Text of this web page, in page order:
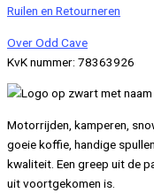
Ruilen en Retourneren
Over Odd Cave
KvK nummer: 78363926
Motorrijden, kamperen,
goeie koffie, handige
kwaliteit. Een greep uit de
uit voortgekomen is.